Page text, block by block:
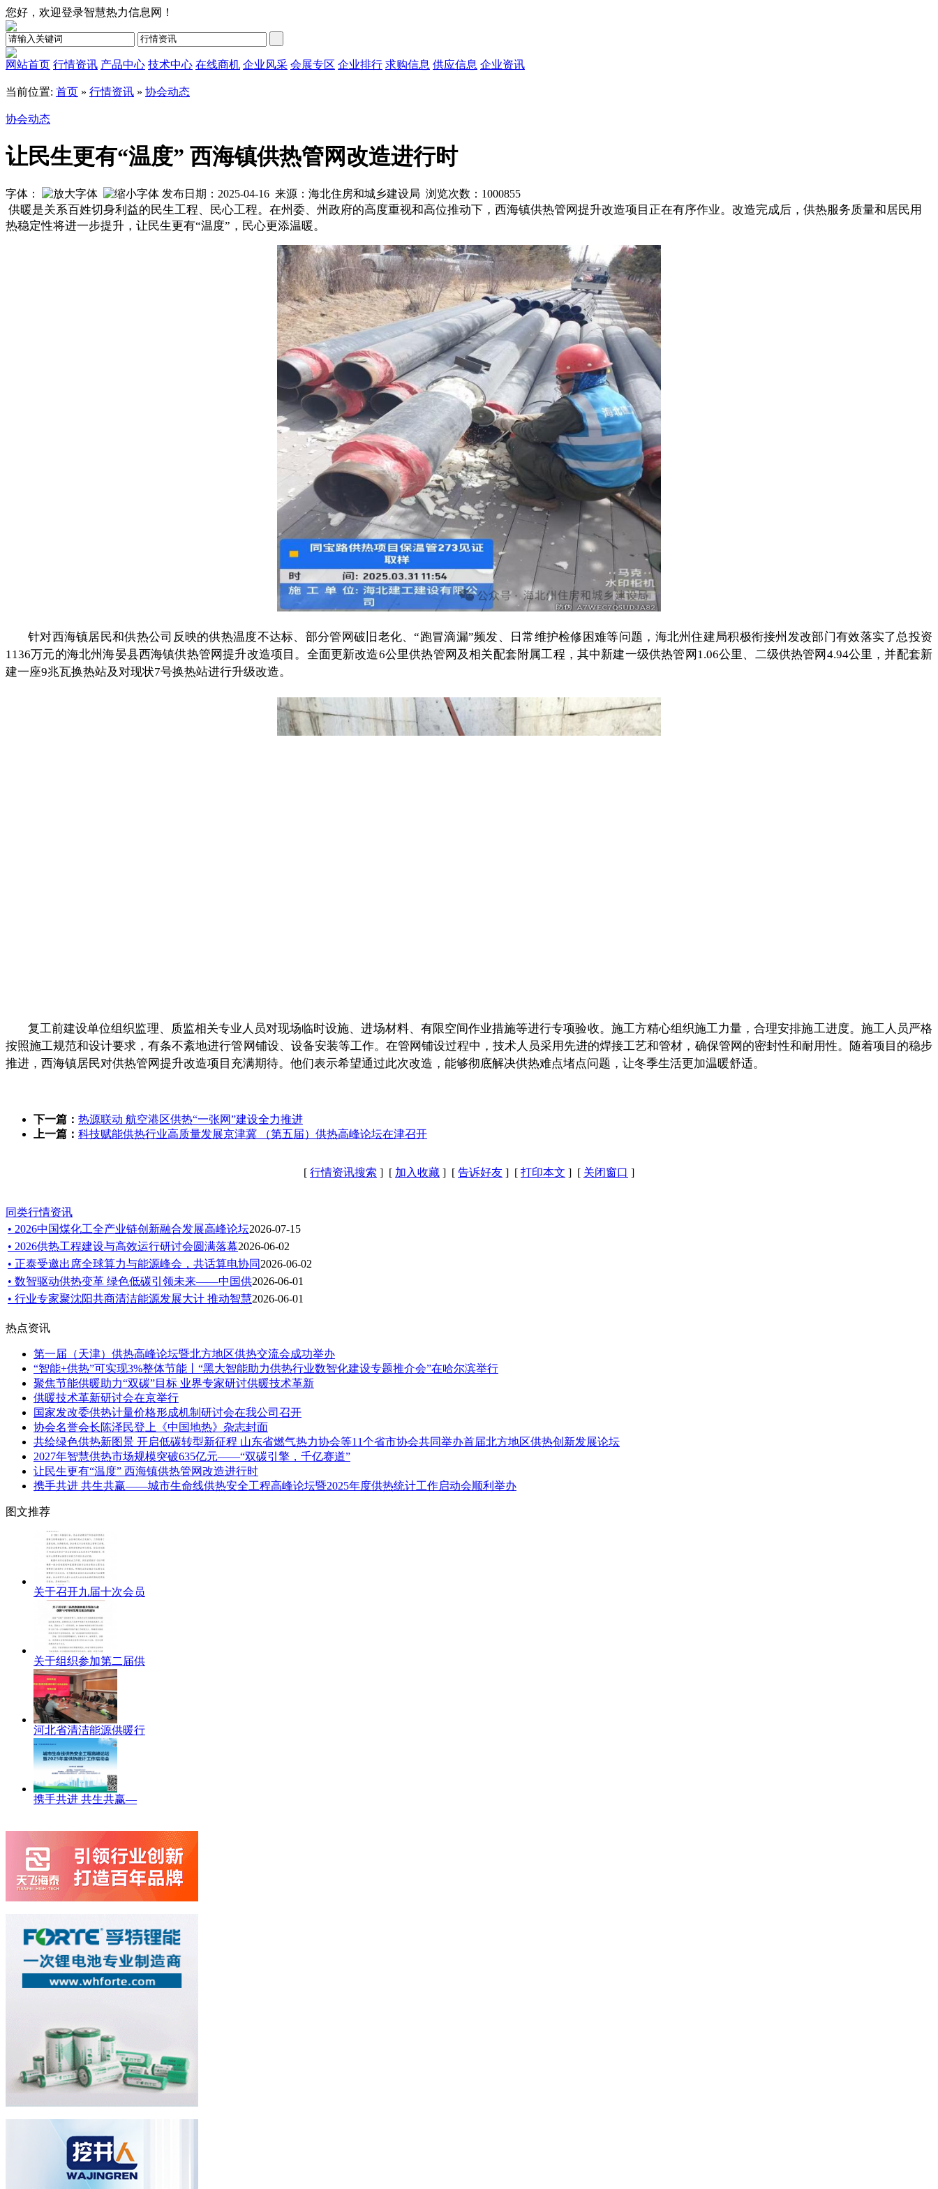
您好，欢迎登录智慧热力信息网！
网站首页 行情资讯 产品中心 技术中心 在线商机 企业风采 会展专区 企业排行 求购信息 供应信息 企业资讯
当前位置: 首页 » 行情资讯 » 协会动态
协会动态
让民生更有“温度” 西海镇供热管网改造进行时
字体： 发布日期：2025-04-16 来源：海北住房和城乡建设局 浏览次数： 1000855
供暖是关系百姓切身利益的民生工程、民心工程。在州委、州政府的高度重视和高位推动下，西海镇供热管网提升改造项目正在有序作业。改造完成后，供热服务质量和居民用
热稳定性将进一步提升，让民生更有“温度”，民心更添温暖。
针对西海镇居民和供热公司反映的供热温度不达标、部分管网破旧老化、“跑冒滴漏”频发、日常维护检修困难等问题，海北州住建局积极衔接州发改部门有效落实了总投资
1136万元的海北州海晏县西海镇供热管网提升改造项目。全面更新改造6公里供热管网及相关配套附属工程，其中新建一级供热管网1.06公里、二级供热管网4.94公里，并配套新
建一座9兆瓦换热站及对现状7号换热站进行升级改造。
复工前建设单位组织监理、质监相关专业人员对现场临时设施、进场材料、有限空间作业措施等进行专项验收。施工方精心组织施工力量，合理安排施工进度。施工人员严格
按照施工规范和设计要求，有条不紊地进行管网铺设、设备安装等工作。在管网铺设过程中，技术人员采用先进的焊接工艺和管材，确保管网的密封性和耐用性。随着项目的稳步
推进，西海镇居民对供热管网提升改造项目充满期待。他们表示希望通过此次改造，能够彻底解决供热难点堵点问题，让冬季生活更加温暖舒适。
下一篇： 热源联动 航空港区供热“一张网”建设全力推进
上一篇： 科技赋能供热行业高质量发展京津冀 （第五届）供热高峰论坛在津召开
[ 行情资讯搜索 ] [ 加入收藏 ] [ 告诉好友 ] [ 打印本文 ] [ 关闭窗口 ]
同类行情资讯
• 2026中国煤化工全产业链创新融合发展高峰论坛2026-07-15
• 2026供热工程建设与高效运行研讨会圆满落幕2026-06-02
• 正泰受邀出席全球算力与能源峰会，共话算电协同 2026-06-02
• 数智驱动供热变革 绿色低碳引领未来——中国供2026-06-01
• 行业专家聚沈阳共商清洁能源发展大计 推动智慧2026-06-01
热点资讯
第一届（天津）供热高峰论坛暨北方地区供热交流会成功举办
“智能+供热”可实现3%整体节能丨“黑大智能助力供热行业数智化建设专题推介会”在哈尔滨举行
聚焦节能供暖助力“双碳”目标 业界专家研讨供暖技术革新
供暖技术革新研讨会在京举行
国家发改委供热计量价格形成机制研讨会在我公司召开
协会名誉会长陈泽民登上《中国地热》杂志封面
共绘绿色供热新图景 开启低碳转型新征程 山东省燃气热力协会等11个省市协会共同举办首届北方地区供热创新发展论坛
2027年智慧供热市场规模突破635亿元——“双碳引擎，千亿赛道”
让民生更有“温度” 西海镇供热管网改造进行时
携手共进 共生共赢——城市生命线供热安全工程高峰论坛暨2025年度供热统计工作启动会顺利举办
图文推荐
关于召开九届十次会员
关于组织参加第二届供
河北省清洁能源供暖行
携手共进 共生共赢—